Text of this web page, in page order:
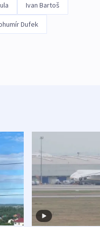
Ivan Bartoš
Dufek